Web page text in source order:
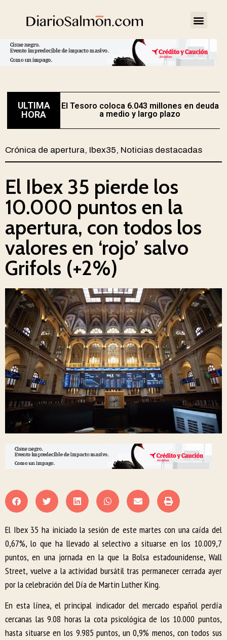
ULTIMA
HORA
El Tesoro coloca 6.043 millones en deuda
a medio y largo plazo
Crónica de apertura, Ibex35, Noticias destacadas
El Ibex 35 pierde los
10.000 puntos en la
apertura, con todos los
valores en ‘rojo’ salvo
Grifols (+2%)
El Ibex 35 ha iniciado la sesión de este martes con una caída del
0,67%, lo que ha llevado al selectivo a situarse en los 10.009,7
puntos, en una jornada en la que la Bolsa estadounidense, Wall
Street, vuelve a la actividad bursátil tras permanecer cerrada ayer
por la celebración del Día de Martin Luther King.
En esta línea, el principal indicador del mercado español perdía
cercanas las 9.08 horas la cota psicológica de los 10.000 puntos,
hasta situarse en los 9.985 puntos, un 0,9% menos, con todos sus